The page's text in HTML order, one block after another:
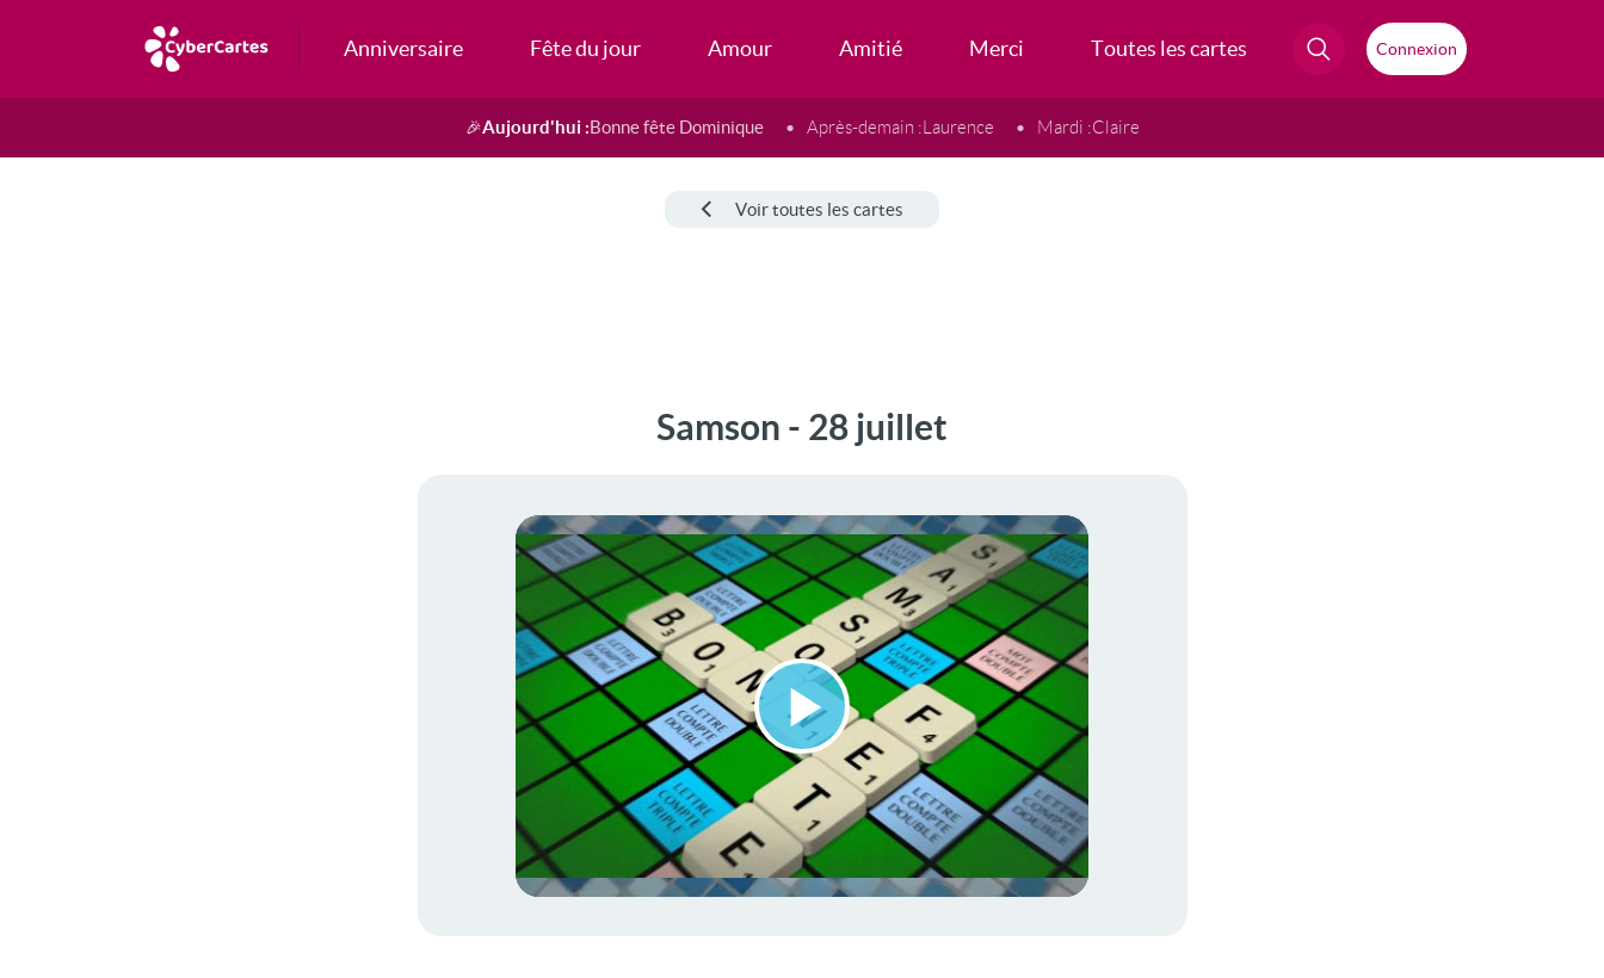
Anniversaire Fête du jour Amour Amitié Merci Toutes les cartes Connexion
🎉Aujourd'hui :Bonne fête Dominique Après-demain :Laurence Mardi :Claire
Voir toutes les cartes
Samson - 28 juillet
Lire
la